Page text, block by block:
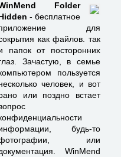
Folder
- бесплатное
для
как файлов. так
папок от посторонних
Зачастую, в семье
пользуется
человек, и вот
или поздно встает
будь-то
или
WinMend